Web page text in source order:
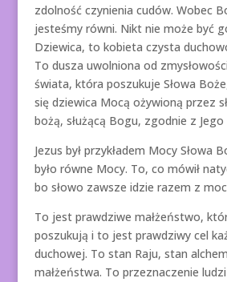
zdolność czynienia cudów. Wobec
jesteśmy równi. Nikt nie może być
Dziewica, to kobieta czysta
To dusza uwolniona od
świata, która poszukuje Słowa
się dziewica Mocą ożywioną przez
bożą, służącą Bogu, zgodnie z Jego
Jezus był przykładem Mocy Słowa
było równe Mocy. To, co mówił
bo słowo zawsze idzie razem z
To jest prawdziwe małżeństwo,
poszukują i to jest prawdziwy cel
duchowej. To stan Raju, stan
małżeństwa. To przeznaczenie